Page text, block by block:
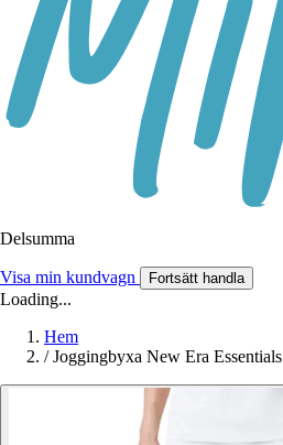
Delsumma
Visa min kundvagn Fortsätt handla
Loading...
Hem
/ Joggingbyxa New Era Essentials